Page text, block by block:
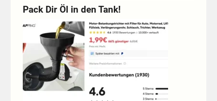
Pack Dir Öl in den Tank!